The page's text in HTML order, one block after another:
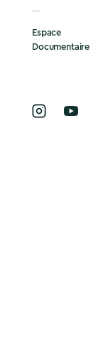
Espace
Documentaire